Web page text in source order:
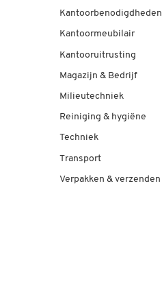
Kantoorbenodigdheden
Kantoormeubilair
Kantooruitrusting
Magazijn & Bedrijf
Milieutechniek
Reiniging & hygiëne
Techniek
Transport
Verpakken & verzenden